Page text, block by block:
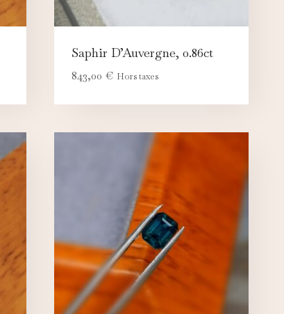
Saphir D’Auvergne, 0.86ct
843,00 € Hors taxes